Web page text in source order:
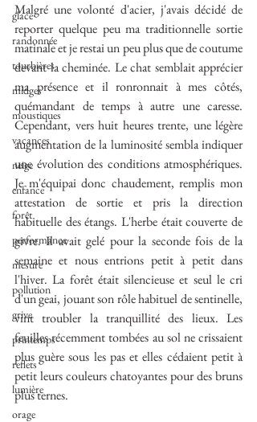
glace
randonnée
tourbières
midges
moustiques
vacances
neige
enfance
forêt
performance
mesure
pollution
grive
printemps
reflets
lumière
orage
Malgré une volonté d'acier, j'avais décidé de
reporter quelque peu ma traditionnelle sortie
matinale et je restai un peu plus que de coutume
devant la cheminée. Le chat semblait apprécier
ma présence et il ronronnait à mes côtés,
quémandant de temps à autre une caresse.
Cependant, vers huit heures trente, une légère
augmentation de la luminosité sembla indiquer
une évolution des conditions atmosphériques.
Je m'équipai donc chaudement, remplis mon
attestation de sortie et pris la direction
habituelle des étangs. L'herbe était couverte de
givre. Il avait gelé pour la seconde fois de la
semaine et nous entrions petit à petit dans
l'hiver. La forêt était silencieuse et seul le cri
d'un geai, jouant son rôle habituel de sentinelle,
vint troubler la tranquillité des lieux. Les
feuilles récemment tombées au sol ne crissaient
plus guère sous les pas et elles cédaient petit à
petit leurs couleurs chatoyantes pour des bruns
plus ternes.